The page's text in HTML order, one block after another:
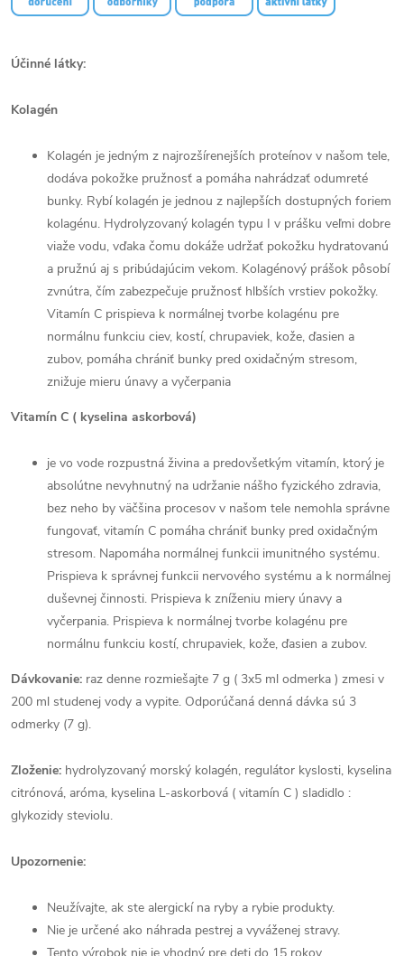
Účinné látky:
Kolagén
Kolagén je jedným z najrozšírenejších proteínov v našom tele,
dodáva pokožke pružnosť a pomáha nahrádzať odumreté
bunky. Rybí kolagén je jednou z najlepších dostupných foriem
kolagénu. Hydrolyzovaný kolagén typu I v prášku veľmi dobre
viaže vodu, vďaka čomu dokáže udržať pokožku hydratovanú
a pružnú aj s pribúdajúcim vekom. Kolagénový prášok pôsobí
zvnútra, čím zabezpečuje pružnosť hlbších vrstiev pokožky.
Vitamín C prispieva k normálnej tvorbe kolagénu pre
normálnu funkciu ciev, kostí, chrupaviek, kože, ďasien a
zubov, pomáha chrániť bunky pred oxidačným stresom,
znižuje mieru únavy a vyčerpania
Vitamín C ( kyselina askorbová)
je vo vode rozpustná živina a predovšetkým vitamín, ktorý je
absolútne nevyhnutný na udržanie nášho fyzického zdravia,
bez neho by väčšina procesov v našom tele nemohla správne
fungovať, vitamín C pomáha chrániť bunky pred oxidačným
stresom. Napomáha normálnej funkcii imunitného systému.
Prispieva k správnej funkcii nervového systému a k normálnej
duševnej činnosti. Prispieva k zníženiu miery únavy a
vyčerpania. Prispieva k normálnej tvorbe kolagénu pre
normálnu funkciu kostí, chrupaviek, kože, ďasien a zubov.
Dávkovanie: raz denne rozmiešajte 7 g ( 3x5 ml odmerka ) zmesi v
200 ml studenej vody a vypite. Odporúčaná denná dávka sú 3
odmerky (7 g).
Zloženie: hydrolyzovaný morský kolagén, regulátor kyslosti, kyselina
citrónová, aróma, kyselina L-askorbová ( vitamín C ) sladidlo :
glykozidy steviolu.
Upozornenie:
Neužívajte, ak ste alergickí na ryby a rybie produkty.
Nie je určené ako náhrada pestrej a vyváženej stravy.